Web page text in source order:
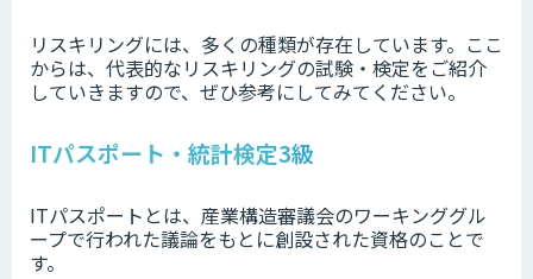
リスキリングには、多くの種類が存在しています。ここ
からは、代表的なリスキリングの試験・検定をご紹介
していきますので、ぜひ参考にしてみてください。
ITパスポート・統計検定3級
ITパスポートとは、産業構造審議会のワーキンググル
ープで行われた議論をもとに創設された資格のことで
す。